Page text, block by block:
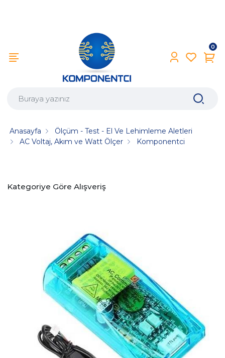
0
Anasayfa
Ölçüm - Test - El Ve Lehimleme Aletleri
AC Voltaj, Akım ve Watt Ölçer
Komponentci
Kategoriye Göre Alışveriş